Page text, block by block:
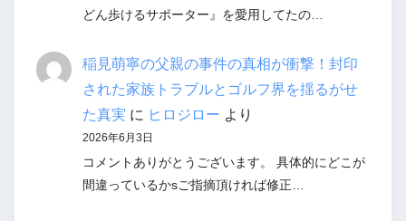
どん歩けるサポーター』を愛用してたの…
稲見萌寧の父親の事件の真相が衝撃！封印
された家族トラブルとゴルフ界を揺るがせ
た真実 に ヒロジロー より
2026年6月3日
コメントありがとうございます。 具体的にどこが
間違っているかsご指摘頂ければ修正…